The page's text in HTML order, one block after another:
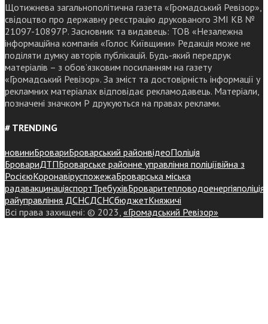
Щотижнева загальнополітична газета «Громадський Ревізор»,
свідоцтво про державну реєстрацію друкованого ЗМІ КВ №
21097-10897Р. Засновник та видавець: ТОВ «Незалежна
інформаційна компанія «Голос Київщини» Редакція може не
поділяти думку авторів публікацій. Будь-який передрук
матеріалів – з обов’язковим посиланням на газету
«Громадський Ревізор». За зміст та достовірність інформації у
рекламних матеріалах відповідає рекламодавець. Матеріали,
позначені значком Р друкуються на правах реклами.
# TRENDING
новиниБровариБроварський районвідеоПоліція
БровариДТПБроварське районне управління поліціївійна з
РосієюКоронавіруспожежаБроварська міська
радавакцинаціяспортТребухівБроваритепловодоенергіяполіція
райуправління ДСНСДСНСбюджетКняжичі
Всі права захищені: © 2023, «Громадський Ревізор»